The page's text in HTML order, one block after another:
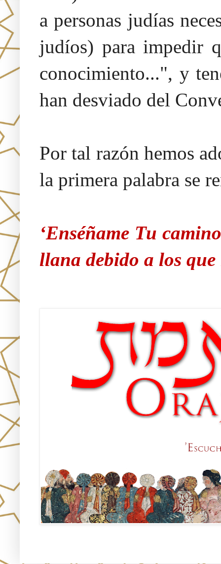
a personas judías
judíos) para impedir
conocimiento...", y
han desviado del
Por tal razón hemos
la primera palabra se
‘Enséñame Tu
llana debido a los que